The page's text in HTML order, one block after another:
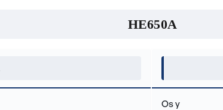
HE650A
Os y